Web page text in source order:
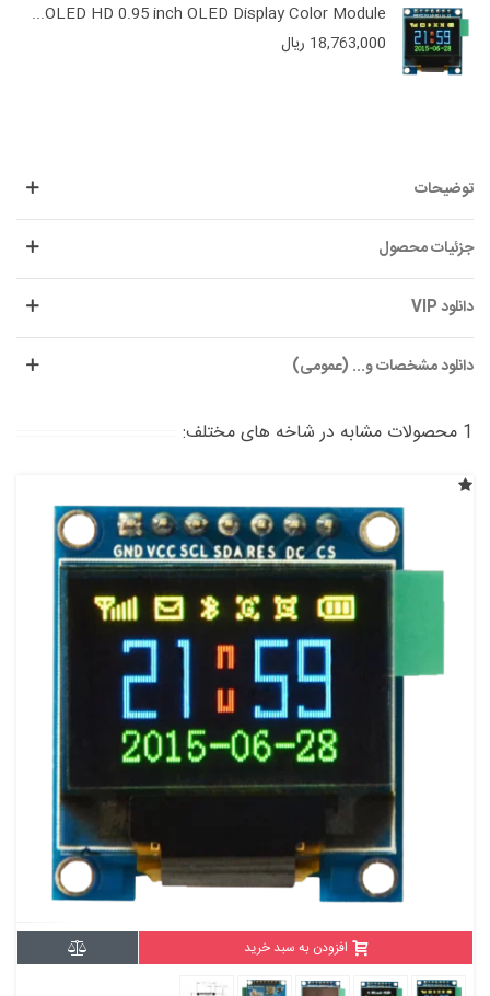
OLED HD 0.95 inch OLED Display Color Module...
18,763,000 ریال
توضیحات
جزئیات محصول
دانلود VIP
دانلود مشخصات و... (عمومی)
1 محصولات مشابه در شاخه های مختلف:
افزودن به سبد خرید